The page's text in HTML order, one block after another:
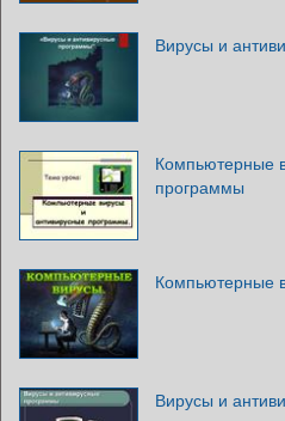
Вирусы и
Компьютерные
программы
Компьютерные
Вирусы и